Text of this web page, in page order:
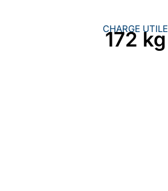
CHARGE UTILE
172 kg